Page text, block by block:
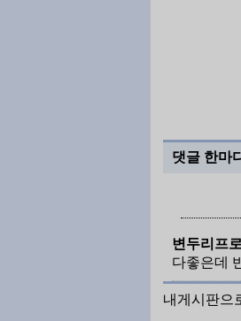
댓글 한마
변두리프로
다좋은데
내게시판으